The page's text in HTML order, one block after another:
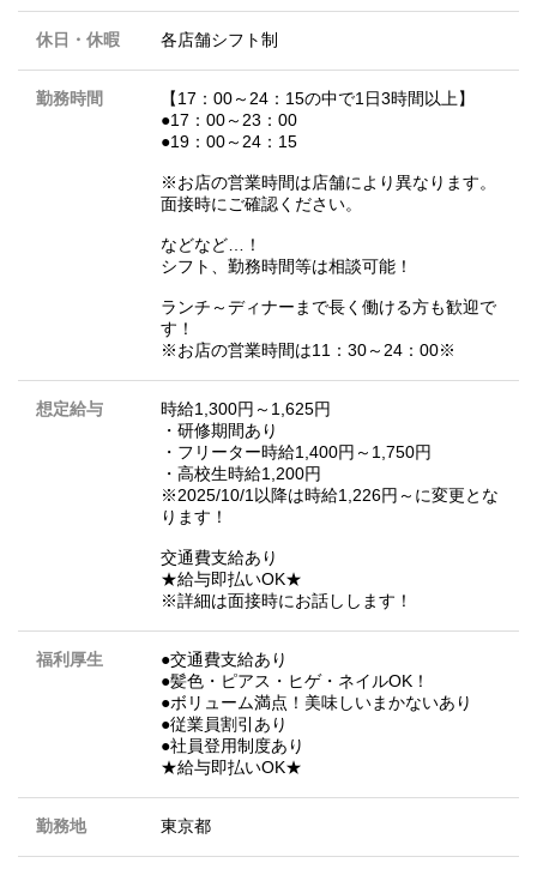
休日・休暇 各店舗シフト制
勤務時間
【17：00～24：15の中で1日3時間以上】
●17：00～23：00
●19：00～24：15
※お店の営業時間は店舗により異なります。
面接時にご確認ください。
などなど…！
シフト、勤務時間等は相談可能！
ランチ～ディナーまで長く働ける方も歓迎で
す！
※お店の営業時間は11：30～24：00※
想定給与
時給1,300円～1,625円
・研修期間あり
・フリーター時給1,400円～1,750円
・高校生時給1,200円
※2025/10/1以降は時給1,226円～に変更とな
ります！
交通費支給あり
★給与即払いOK★
※詳細は面接時にお話しします！
福利厚生
●交通費支給あり
●髪色・ピアス・ヒゲ・ネイルOK！
●ボリューム満点！美味しいまかないあり
●従業員割引あり
●社員登用制度あり
★給与即払いOK★
勤務地 東京都